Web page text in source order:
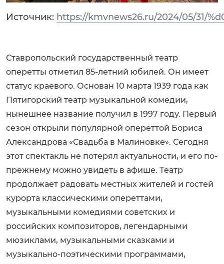
Источник: https://kmvnews26.ru/2024/05/31/
Ставропольский государственный театр
оперетты отметил 85-летний юбилей. Он имеет
статус краевого. Основан 10 марта 1939 года как
Пятигорский театр музыкальной комедии,
нынешнее название получил в 1997 году. Первый
сезон открыли популярной опереттой Бориса
Александрова «Свадьба в Малиновке». Сегодня
этот спектакль не потерял актуальности, и его по-
прежнему можно увидеть в афише. Театр
продолжает радовать местных жителей и гостей
курорта классическими опереттами,
музыкальными комедиями советских и
российских композиторов, легендарными
мюзиклами, музыкальными сказками и
музыкально-поэтическими программами,